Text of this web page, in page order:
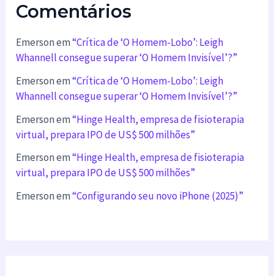
Comentários
Emersonem“Crítica de ‘O Homem-Lobo’: Leigh
Whannell consegue superar ‘O Homem Invisível’?”
Emersonem“Crítica de ‘O Homem-Lobo’: Leigh
Whannell consegue superar ‘O Homem Invisível’?”
Emersonem“Hinge Health, empresa de fisioterapia
virtual, prepara IPO de US$ 500 milhões”
Emersonem“Hinge Health, empresa de fisioterapia
virtual, prepara IPO de US$ 500 milhões”
Emersonem“Configurando seu novo iPhone (2025)”